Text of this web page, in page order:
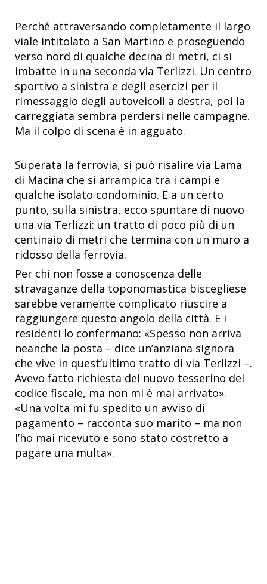
Perché attraversando completamente il largo
viale intitolato a San Martino e proseguendo
verso nord di qualche decina di metri, ci si
imbatte in una seconda via Terlizzi. Un centro
sportivo a sinistra e degli esercizi per il
rimessaggio degli autoveicoli a destra, poi la
carreggiata sembra perdersi nelle campagne.
Ma il colpo di scena è in agguato.
Superata la ferrovia, si può risalire via Lama
di Macina che si arrampica tra i campi e
qualche isolato condominio. E a un certo
punto, sulla sinistra, ecco spuntare di nuovo
una via Terlizzi: un tratto di poco più di un
centinaio di metri che termina con un muro a
ridosso della ferrovia.
Per chi non fosse a conoscenza delle
stravaganze della toponomastica biscegliese
sarebbe veramente complicato riuscire a
raggiungere questo angolo della città. E i
residenti lo confermano: «Spesso non arriva
neanche la posta – dice un’anziana signora
che vive in quest’ultimo tratto di via Terlizzi –.
Avevo fatto richiesta del nuovo tesserino del
codice fiscale, ma non mi è mai arrivato».
«Una volta mi fu spedito un avviso di
pagamento – racconta suo marito – ma non
l’ho mai ricevuto e sono stato costretto a
pagare una multa».